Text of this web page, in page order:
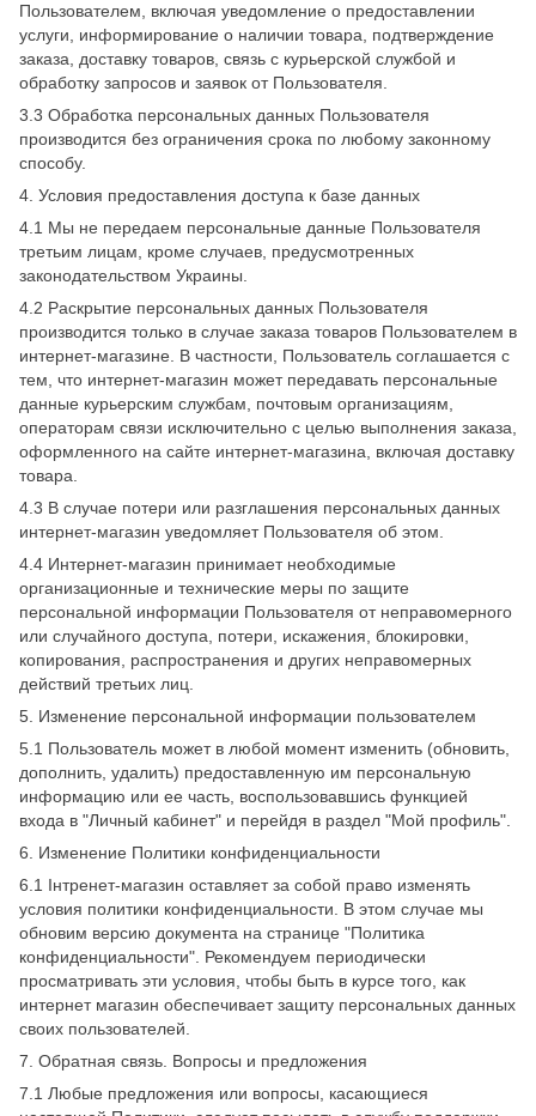
Пользователем, включая уведомление о предоставлении
услуги, информирование о наличии товара, подтверждение
заказа, доставку товаров, связь с курьерской службой и
обработку запросов и заявок от Пользователя.
3.3 Обработка персональных данных Пользователя
производится без ограничения срока по любому законному
способу.
4. Условия предоставления доступа к базе данных
4.1 Мы не передаем персональные данные Пользователя
третьим лицам, кроме случаев, предусмотренных
законодательством Украины.
4.2 Раскрытие персональных данных Пользователя
производится только в случае заказа товаров Пользователем в
интернет-магазине. В частности, Пользователь соглашается с
тем, что интернет-магазин может передавать персональные
данные курьерским службам, почтовым организациям,
операторам связи исключительно с целью выполнения заказа,
оформленного на сайте интернет-магазина, включая доставку
товара.
4.3 В случае потери или разглашения персональных данных
интернет-магазин уведомляет Пользователя об этом.
4.4 Интернет-магазин принимает необходимые
организационные и технические меры по защите
персональной информации Пользователя от неправомерного
или случайного доступа, потери, искажения, блокировки,
копирования, распространения и других неправомерных
действий третьих лиц.
5. Изменение персональной информации пользователем
5.1 Пользователь может в любой момент изменить (обновить,
дополнить, удалить) предоставленную им персональную
информацию или ее часть, воспользовавшись функцией
входа в "Личный кабинет" и перейдя в раздел "Мой профиль".
6. Изменение Политики конфиденциальности
6.1 Інтренет-магазин оставляет за собой право изменять
условия политики конфиденциальности. В этом случае мы
обновим версию документа на странице "Политика
конфиденциальности". Рекомендуем периодически
просматривать эти условия, чтобы быть в курсе того, как
интернет магазин обеспечивает защиту персональных данных
своих пользователей.
7. Обратная связь. Вопросы и предложения
7.1 Любые предложения или вопросы, касающиеся